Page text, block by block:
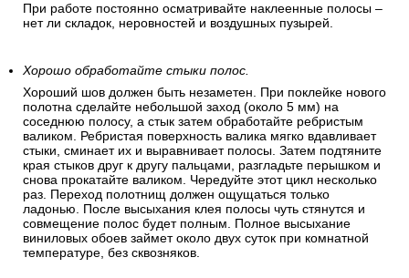
При работе постоянно осматривайте наклеенные полосы –
нет ли складок, неровностей и воздушных пузырей.
Хорошо обработайте стыки полос.
Хороший шов должен быть незаметен. При поклейке нового
полотна сделайте небольшой заход (около 5 мм) на
соседнюю полосу, а стык затем обработайте ребристым
валиком. Ребристая поверхность валика мягко вдавливает
стыки, сминает их и выравнивает полосы. Затем подтяните
края стыков друг к другу пальцами, разгладьте перышком и
снова прокатайте валиком. Чередуйте этот цикл несколько
раз. Переход полотнищ должен ощущаться только
ладонью. После высыхания клея полосы чуть стянутся и
совмещение полос будет полным. Полное высыхание
виниловых обоев займет около двух суток при комнатной
температуре, без сквозняков.